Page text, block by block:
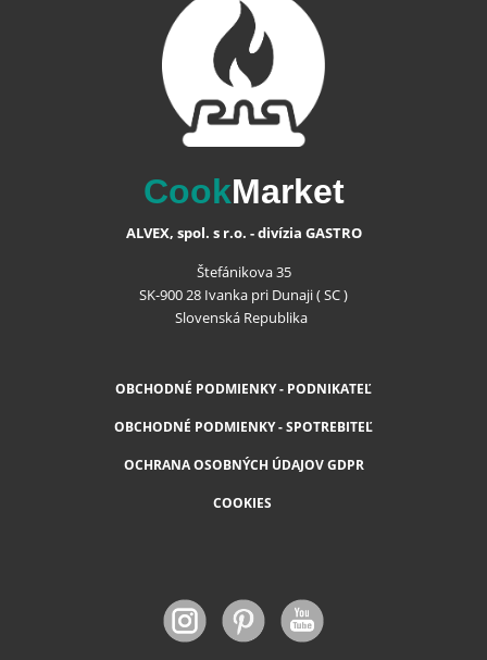
CookMarket
ALVEX, spol. s r.o. - divízia GASTRO
Štefánikova 35
SK-900 28 Ivanka pri Dunaji ( SC )
Slovenská Republika
OBCHODNÉ PODMIENKY - PODNIKATEĽ
OBCHODNÉ PODMIENKY - SPOTREBITEĽ
OCHRANA OSOBNÝCH ÚDAJOV GDPR
COOKIES